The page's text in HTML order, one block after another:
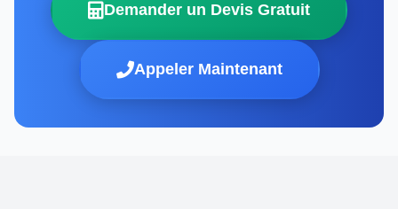
Demander un Devis Gratuit
Appeler Maintenant